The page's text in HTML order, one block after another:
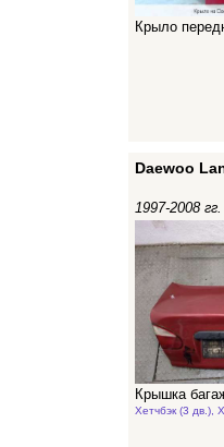
Крыло
Daewoo
1997-2008 гг.
Крышка
Хетчбэк (3 дв.),